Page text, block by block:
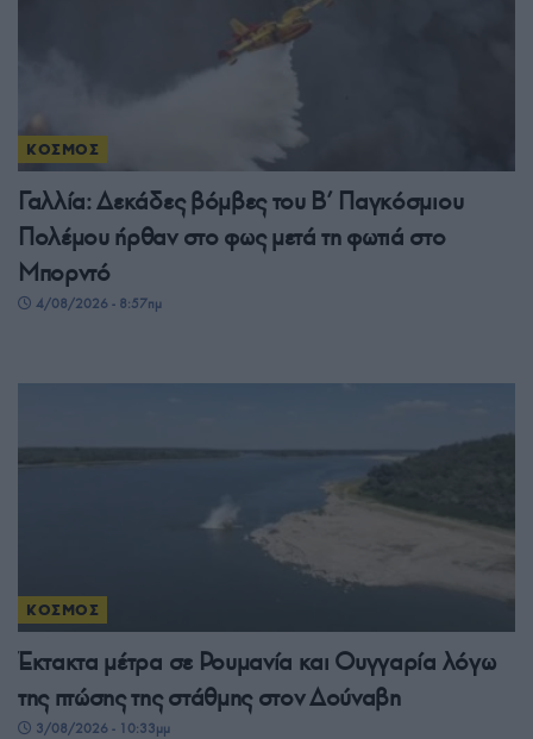
ΚΟΣΜΟΣ
Γαλλία: Δεκάδες βόμβες του Β’ Παγκόσμιου
Πολέμου ήρθαν στο φως μετά τη φωτιά στο
Μπορντό
4/08/2026 - 8:57πμ
ΚΟΣΜΟΣ
Έκτακτα μέτρα σε Ρουμανία και Ουγγαρία λόγω
της πτώσης της στάθμης στον Δούναβη
3/08/2026 - 10:33μμ